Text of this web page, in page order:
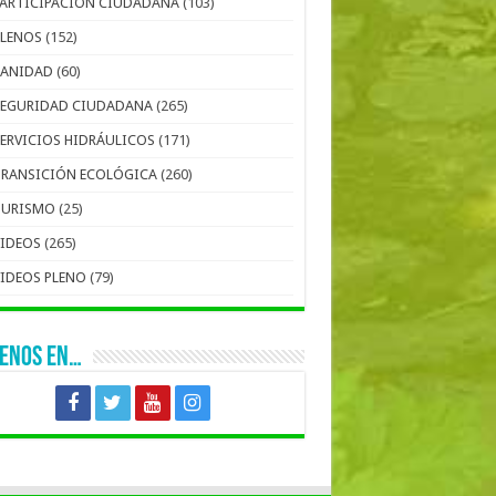
(152)
(60)
CIUDADANA (265)
HIDRÁULICOS (171)
ECOLÓGICA (260)
(25)
(265)
PLENO (79)
EN…